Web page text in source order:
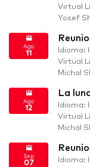
Virtual
Yosef
Ago
11
Idioma:
Virtual
Michal
Ago
12
La
Idioma:
Virtual
Michal
Sep
07
Idioma: